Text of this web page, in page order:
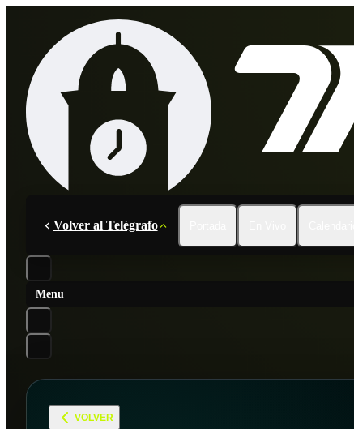
Volver al Telégrafo
Menu
VOLVER